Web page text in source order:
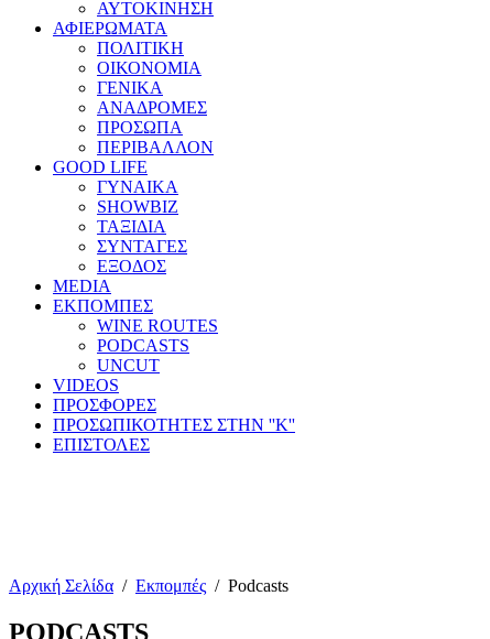
ΑΥΤΟΚΙΝΗΣΗ
ΑΦΙΕΡΩΜΑΤΑ
ΠΟΛΙΤΙΚΗ
ΟΙΚΟΝΟΜΙΑ
ΓΕΝΙΚΑ
ΑΝΑΔΡΟΜΕΣ
ΠΡΟΣΩΠΑ
ΠΕΡΙΒΑΛΛΟΝ
GOOD LIFE
ΓΥΝΑΙΚΑ
SHOWBIZ
ΤΑΞΙΔΙΑ
ΣΥΝΤΑΓΕΣ
ΕΞΟΔΟΣ
MEDIA
ΕΚΠΟΜΠΕΣ
WINE ROUTES
PODCASTS
UNCUT
VIDEOS
ΠΡΟΣΦΟΡΕΣ
ΠΡΟΣΩΠΙΚΟΤΗΤΕΣ ΣΤΗΝ ''Κ''
ΕΠΙΣΤΟΛΕΣ
Αρχική Σελίδα / Εκπομπές / Podcasts
PODCASTS